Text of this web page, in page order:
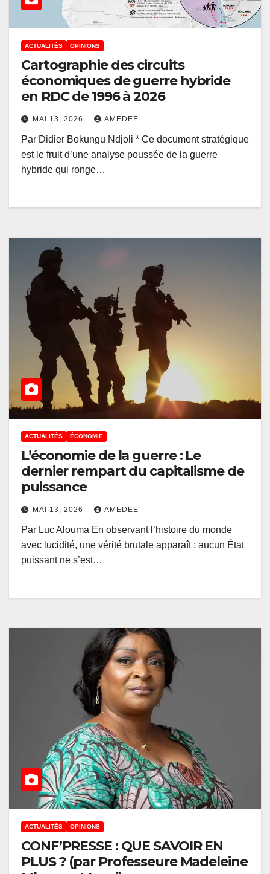
ACTUALITÉS OPINIONS
Cartographie des circuits
économiques de guerre hybride
en RDC de 1996 à 2026
MAI 13, 2026 AMEDEE
Par Didier Bokungu Ndjoli * Ce document stratégique
est le fruit d’une analyse poussée de la guerre
hybride qui ronge…
ACTUALITÉS ÉCONOMIE
L’économie de la guerre : Le
dernier rempart du capitalisme de
puissance
MAI 13, 2026 AMEDEE
Par Luc Alouma En observant l’histoire du monde
avec lucidité, une vérité brutale apparaît : aucun État
puissant ne s’est…
ACTUALITÉS OPINIONS
CONF’PRESSE : QUE SAVOIR EN
PLUS ? (par Professeure Madeleine